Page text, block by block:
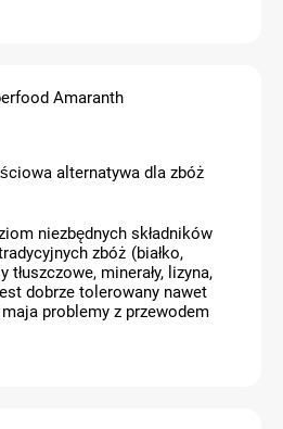
alternatywa dla zbóż
niezbędnych składników
zbóż (białko,
tłuszczowe, minerały, lizyna,
dobrze tolerowany nawet
problemy z przewodem